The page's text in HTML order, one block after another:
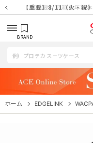
【重要】8/11（火・祝
【重要】令和８年熊
【重要】納品書・領収
【重要】天候不良や交通状
【重要】悪質な
【重要】各種メー
【重要】お問い
【重要】SNSのな
BRAND
ホーム EDGELINK